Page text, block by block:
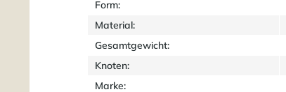
Form:
Material:
Gesamtgewicht:
Knoten:
Marke: